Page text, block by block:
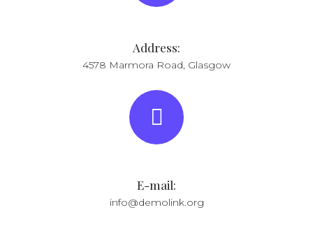
Address:
4578 Marmora Road, Glasgow
E-mail:
info@demolink.org